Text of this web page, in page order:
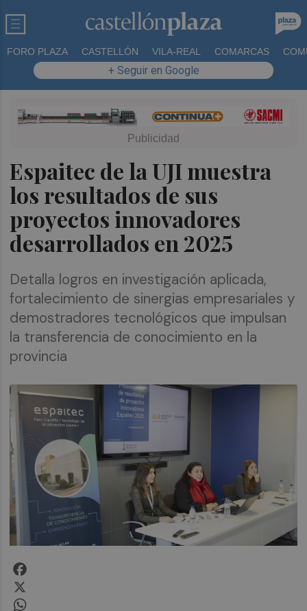
FORO PLAZA CASTELLÓN VILA-REAL COMARCAS
+ Seguir en Google
Espaitec de la UJI muestra
los resultados de sus
proyectos innovadores
desarrollados en 2025
Detalla logros en investigación aplicada,
fortalecimiento de sinergias empresariales y
demostradores tecnológicos que impulsan
la transferencia de conocimiento en la
provincia